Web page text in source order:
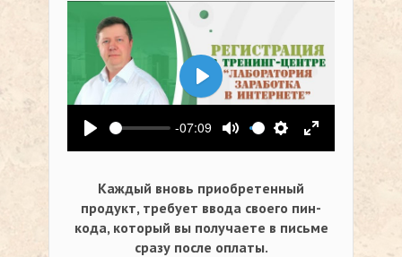
Воспроизвести
-07:09
Выключить звук
Настройки
На весь
Воспроизвести
Каждый вновь приобретенный
продукт, требует ввода своего пин-
кода, который вы получаете в письме
сразу после оплаты.